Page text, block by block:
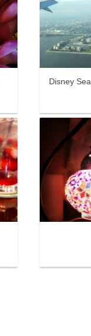
Disney Sea